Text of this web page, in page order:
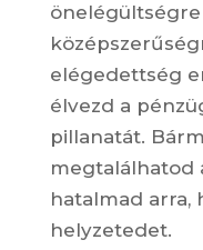
önelégültségre
elégedettség
élvezd a
pillanatát.
megtalálhatod
hatalmad arra,
helyzetedet.